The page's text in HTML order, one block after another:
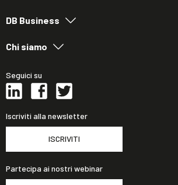
DB Business
Chi siamo
Seguici su
Iscriviti alla newsletter
ISCRIVITI
Partecipa ai nostri webinar